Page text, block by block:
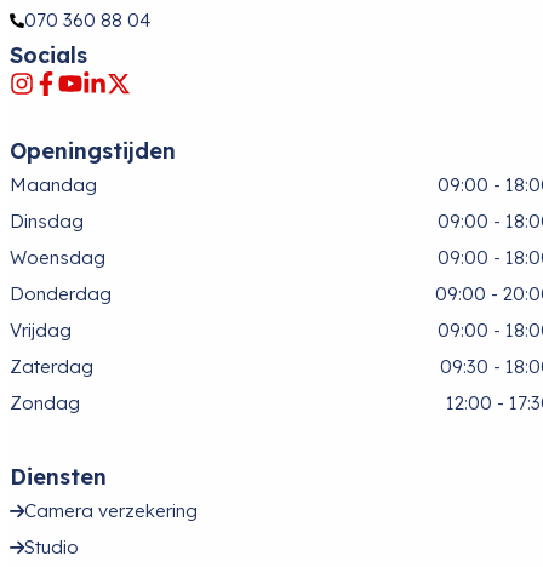
070 360 88 04
Socials
Openingstijden
Maandag
09:00 -
Dinsdag
09:00 -
Woensdag
09:00 -
Donderdag
09:00 -
Vrijdag
09:00 -
Zaterdag
09:30 -
Zondag
12:00 -
Diensten
Camera verzekering
Studio